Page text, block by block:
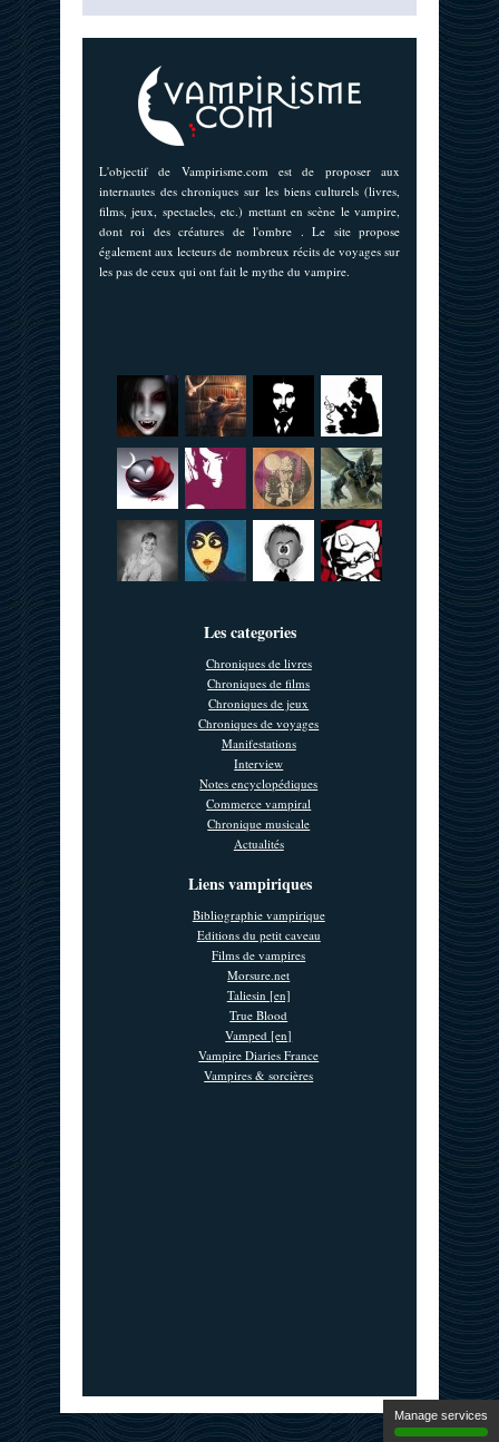
L'objectif de Vampirisme.com est de proposer aux
internautes des chroniques sur les biens culturels (livres,
films, jeux, spectacles, etc.) mettant en scène le vampire,
dont roi des créatures de l'ombre . Le site propose
également aux lecteurs de nombreux récits de voyages sur
les pas de ceux qui ont fait le mythe du vampire.
Les categories
Chroniques de livres
Chroniques de films
Chroniques de jeux
Chroniques de voyages
Manifestations
Interview
Notes encyclopédiques
Commerce vampiral
Chronique musicale
Actualités
Liens vampiriques
Bibliographie vampirique
Editions du petit caveau
Films de vampires
Morsure.net
Taliesin [en]
True Blood
Vamped [en]
Vampire Diaries France
Vampires & sorcières
Manage services